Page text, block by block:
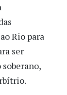
Rio para
ser